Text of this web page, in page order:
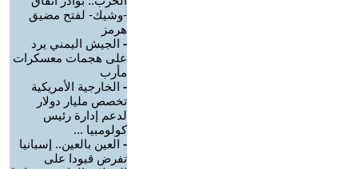
-وشيك- لفتح مضيق
هرمز
- الجيش اليمني يرد
على هجمات معسكرات
مأرب
- الخارجية الأمريكية
تخصص مليار دولار
لدعم إدارة رئيس
كولومبيا ...
- العين بالعين.. إسبانيا
تفرض قيودا على